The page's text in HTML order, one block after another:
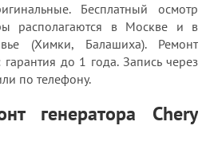
Бесплатный осмотр
располагаются в Москве и в
(Химки, Балашиха). Ремонт
гарантия до 1 года. Запись через
по телефону.
генератора Chery